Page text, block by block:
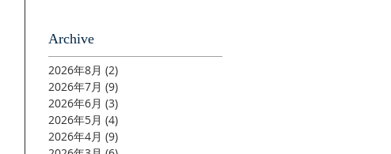
Archive
2026年8月 (2)
2026年7月 (9)
2026年6月 (3)
2026年5月 (4)
2026年4月 (9)